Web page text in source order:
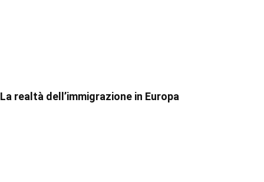
La realtà dell’immigrazione in Europa